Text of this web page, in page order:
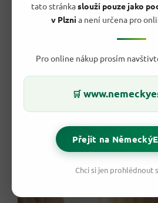
tato stránkaslouží pouze jako
v Plznia není určena pro
Pro online nákup prosím
🛒
Přejít na
✅ Proč si Coral Color
přelévání.
Svěží vůně leknínu a limetkys
Účinné už od 30 °C– šetří
15 dávek v balení
pro spoustu
Čistota bez šmouh a bez
Snadné a rychlé použití–
Německá kvalitaod specialisty